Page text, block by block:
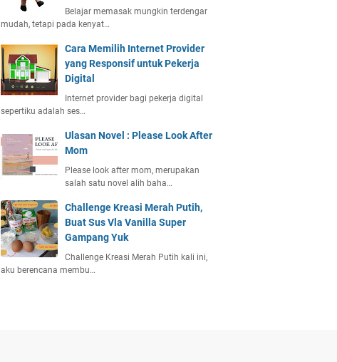
Belajar memasak mungkin terdengar
mudah, tetapi pada kenyat…
Cara Memilih Internet Provider
yang Responsif untuk Pekerja
Digital
Internet provider bagi pekerja digital
sepertiku adalah ses…
Ulasan Novel : Please Look After
Mom
Please look after mom, merupakan
salah satu novel alih baha…
Challenge Kreasi Merah Putih,
Buat Sus Vla Vanilla Super
Gampang Yuk
Challenge Kreasi Merah Putih kali ini,
aku berencana membu…